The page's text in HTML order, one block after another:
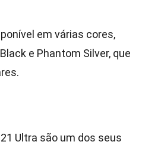
em várias cores,
e Phantom Silver, que
Ultra são um dos seus